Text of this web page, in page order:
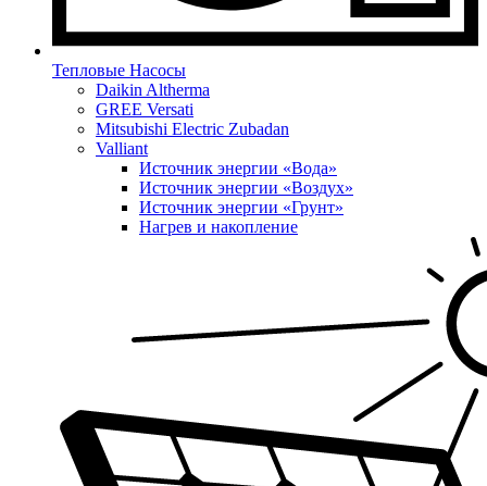
Тепловые Насосы
Daikin Altherma
GREE Versati
Mitsubishi Electric Zubadan
Valliant
Источник энергии «Вода»
Источник энергии «Воздух»
Источник энергии «Грунт»
Нагрев и накопление